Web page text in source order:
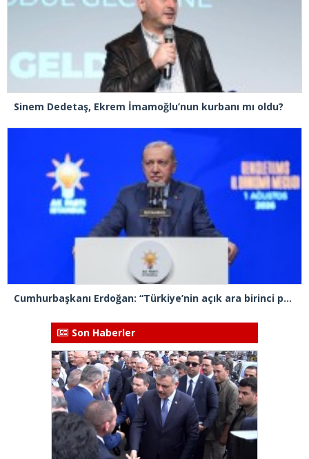
Sinem Dedetaş, Ekrem İmamoğlu’nun kurbanı mı oldu?
Cumhurbaşkanı Erdoğan: “Türkiye’nin açık ara birinci partisiyiz”
Son Haberler